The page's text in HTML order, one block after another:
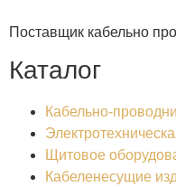
Поставщик кабельно
Каталог
Кабельно-
Щитовое
Кабеленесущие